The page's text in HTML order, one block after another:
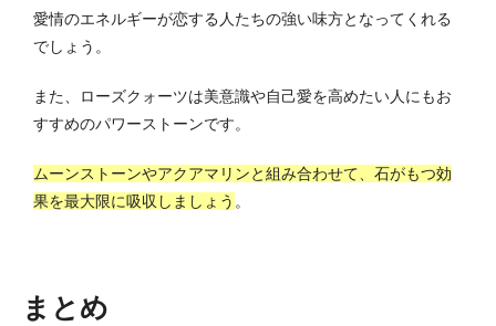
愛情のエネルギーが恋する人たちの強い味方となってくれる
でしょう。
また、ローズクォーツは美意識や自己愛を高めたい人にもお
すすめのパワーストーンです。
ムーンストーンやアクアマリンと組み合わせて、石がもつ効
果を最大限に吸収しましょう 。
まとめ